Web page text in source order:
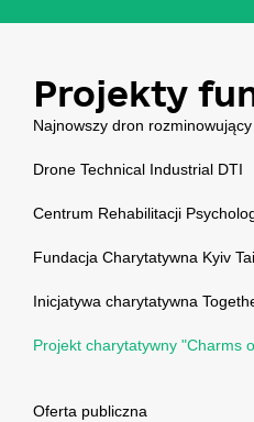
Projekty
Najnowszy dron
Drone Technical Industrial DTI
Centrum Rehabilitacji
Fundacja Charytatywna Kyiv
Inicjatywa charytatywna
Projekt charytatywny "Charms
Oferta publiczna